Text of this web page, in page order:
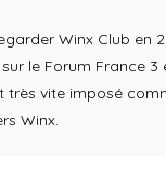
Winx Club en
le Forum France 3
très vite imposé
Winx.